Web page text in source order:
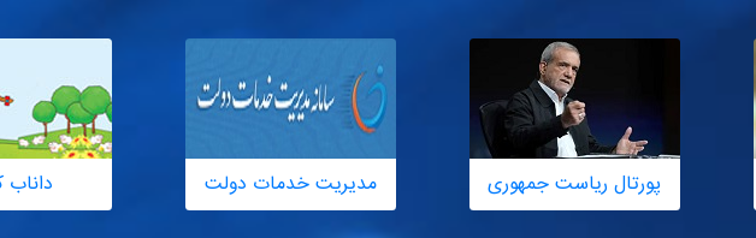
پورتال ریاست جمهوری مدیریت خدمات دولت داناب